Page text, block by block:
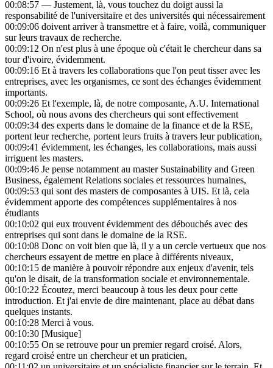
00:08:57 — Justement, là, vous touchez du doigt aussi la
responsabilité de l'universitaire et des universités qui nécessairement
00:09:06 doivent arriver à transmettre et à faire, voilà, communiquer
sur leurs travaux de recherche.
00:09:12 On n'est plus à une époque où c'était le chercheur dans sa
tour d'ivoire, évidemment.
00:09:16 Et à travers les collaborations que l'on peut tisser avec les
entreprises, avec les organismes, ce sont des échanges évidemment
importants.
00:09:26 Et l'exemple, là, de notre composante, A.U. International
School, où nous avons des chercheurs qui sont effectivement
00:09:34 des experts dans le domaine de la finance et de la RSE,
portent leur recherche, portent leurs fruits à travers leur publication,
00:09:41 évidemment, les échanges, les collaborations, mais aussi
irriguent les masters.
00:09:46 Je pense notamment au master Sustainability and Green
Business, également Relations sociales et ressources humaines,
00:09:53 qui sont des masters de composantes à UIS. Et là, cela
évidemment apporte des compétences supplémentaires à nos
étudiants
00:10:02 qui eux trouvent évidemment des débouchés avec des
entreprises qui sont dans le domaine de la RSE.
00:10:08 Donc on voit bien que là, il y a un cercle vertueux que nos
chercheurs essayent de mettre en place à différents niveaux,
00:10:15 de manière à pouvoir répondre aux enjeux d'avenir, tels
qu'on le disait, de la transformation sociale et environnementale.
00:10:22 Écoutez, merci beaucoup à tous les deux pour cette
introduction. Et j'ai envie de dire maintenant, place au débat dans
quelques instants.
00:10:28 Merci à vous.
00:10:30 [Musique]
00:10:55 On se retrouve pour un premier regard croisé. Alors,
regard croisé entre un chercheur et un praticien,